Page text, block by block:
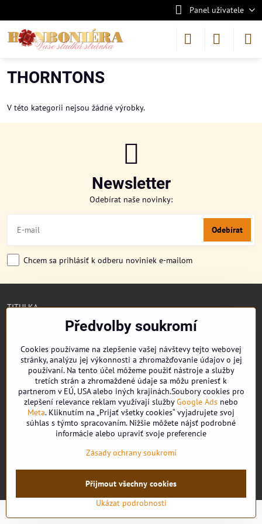
Panel uživatele
THORNTONS
V této kategorii nejsou žádné výrobky.
Newsletter
Odebírat naše novinky:
Odebírat
Chcem sa prihlásiť k odberu noviniek e-mailom
TITULKA
DORUČENÍ OBJEDNÁVKY
REKLAMAČNÍ ŘÁD
OBCHODNÍ PODMÍNKY
KONTAKT
Facebook
©2026CopyrightPředvolby soukromíZásady ochrany soukromí
Vytvořeno systémem:ByznysWeb.cz
Předvolby soukromí
Cookies používame na zlepšenie vašej návštevy tejto webovej
stránky, analýzu jej výkonnosti a zhromažďovanie údajov o jej
používaní. Na tento účel môžeme použiť nástroje a služby
tretích strán a zhromaždené údaje sa môžu preniesť k
partnerom v EÚ, USA alebo iných krajinách.Soubory cookies pro
zlepšení relevance reklam využívají službyGoogle Ads nebo
Meta. Kliknutím na „Prijať všetky cookies“ vyjadrujete svoj
súhlas s týmto spracovaním. Nižšie môžete nájsť podrobné
informácie alebo upraviť svoje preferencie
Zásady ochrany soukromí
Ukázat podrobnosti
Přijmout všechny cookies